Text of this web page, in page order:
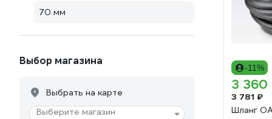
70 мм
Выбор магазина
Выбрать на карте
Выберите магазин
-11%
3 360
3 781 ₽
Шланг